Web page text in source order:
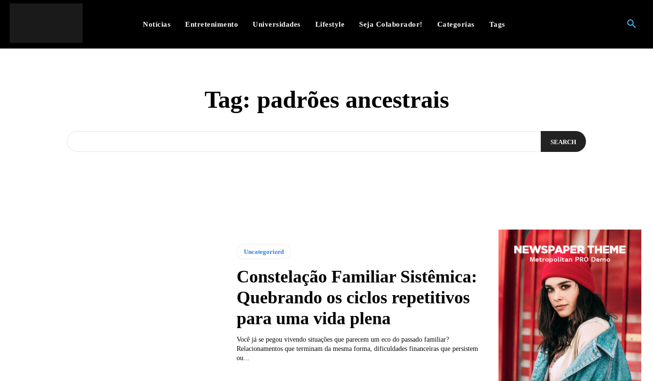
Notícias Entretenimento Universidades Lifestyle Seja Colaborador! Categorias Tags
Tag: padrões ancestrais
SEARCH
Uncategorized
Constelação Familiar Sistêmica:
Quebrando os ciclos repetitivos
para uma vida plena
Você já se pegou vivendo situações que parecem um eco do passado familiar?
Relacionamentos que terminam da mesma forma, dificuldades financeiras que persistem
ou...